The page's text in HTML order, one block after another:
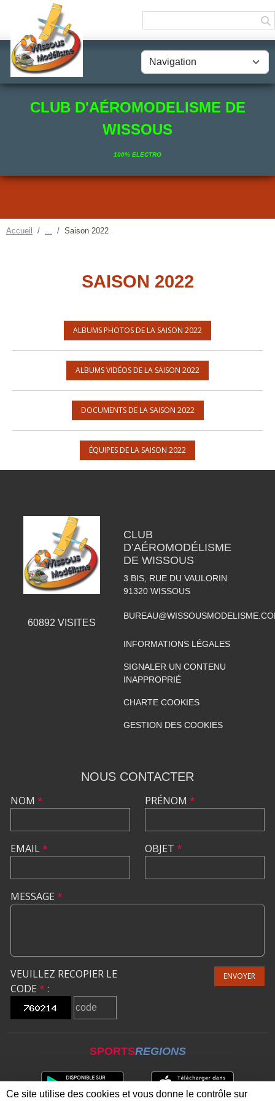
CLUB D'AÉROMODELISME DE
WISSOUS
100% ELECTRO
Accueil Saison 2022
SAISON 2022
ALBUMS PHOTOS DE LA SAISON 2022
ALBUMS VIDÉOS DE LA SAISON 2022
DOCUMENTS DE LA SAISON 2022
ÉQUIPES DE LA SAISON 2022
60892 VISITES
CLUB
D’AÉROMODÉLISME
DE WISSOUS
3 BIS, RUE DU VAULORIN
91320 WISSOUS
INFORMATIONS LÉGALES
SIGNALER UN CONTENU
INAPPROPRIÉ
CHARTE COOKIES
GESTION DES COOKIES
NOUS CONTACTER
NOM *
EMAIL*
PRÉNOM *
OBJET *
MESSAGE *
VEUILLEZ RECOPIER LE
CODE * :
ENVOYER
SPORTSREGIONS
Panneau de gestion des cookies
Ce site utilise des cookies et vous donne le contrôle sur